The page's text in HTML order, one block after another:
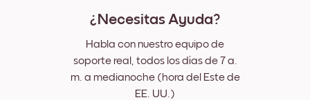
¿Necesitas Ayuda?
Habla con nuestro equipo de
soporte real, todos los días de 7 a.
m. a medianoche (hora del Este de
EE. UU.)